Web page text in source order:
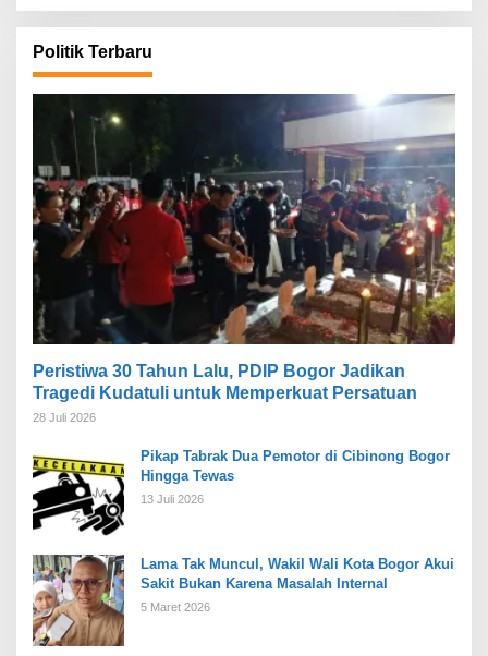
Politik Terbaru
Peristiwa 30 Tahun Lalu, PDIP Bogor Jadikan
Tragedi Kudatuli untuk Memperkuat Persatuan
28 Juli 2026
Pikap Tabrak Dua Pemotor di Cibinong Bogor
Hingga Tewas
13 Juli 2026
Lama Tak Muncul, Wakil Wali Kota Bogor Akui
Sakit Bukan Karena Masalah Internal
5 Maret 2026